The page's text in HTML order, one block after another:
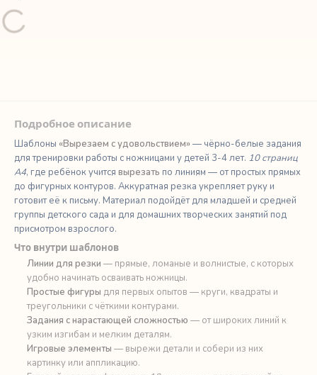
Подробное описание
Шаблоны «Вырезаем с удовольствием»— чёрно-белые задания
для тренировки работы с ножницами у детей 3-4 лет. 10 страниц
А4, где ребёнок учится вырезать по линиям — от простых прямых
до фигурных контуров. Аккуратная резка укрепляет руку и
готовит её к письму. Материал подойдёт для младшей и средней
группы детского сада и для домашних творческих занятий под
присмотром взрослого.
Что внутри шаблонов
Линии для резки — прямые, ломаные и волнистые, с которых
удобно начинать осваивать ножницы.
Простые фигуры для первых опытов — круги, квадраты и
треугольники с чёткими контурами.
Задания с нарастающей сложностью — от широких линий к
узким изгибам и мелким деталям.
Игровые элементы — вырежи детали и собери из них
картинку или аппликацию.